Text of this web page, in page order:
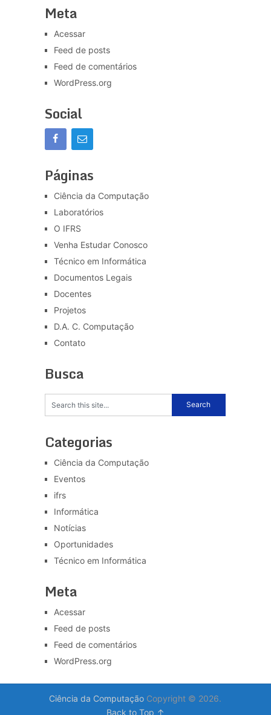
Meta
Acessar
Feed de posts
Feed de comentários
WordPress.org
Social
Páginas
Ciência da Computação
Laboratórios
O IFRS
Venha Estudar Conosco
Técnico em Informática
Documentos Legais
Docentes
Projetos
D.A. C. Computação
Contato
Busca
Categorias
Ciência da Computação
Eventos
ifrs
Informática
Notícias
Oportunidades
Técnico em Informática
Meta
Acessar
Feed de posts
Feed de comentários
WordPress.org
Ciência da Computação Copyright © 2026.
Back to Top ↑